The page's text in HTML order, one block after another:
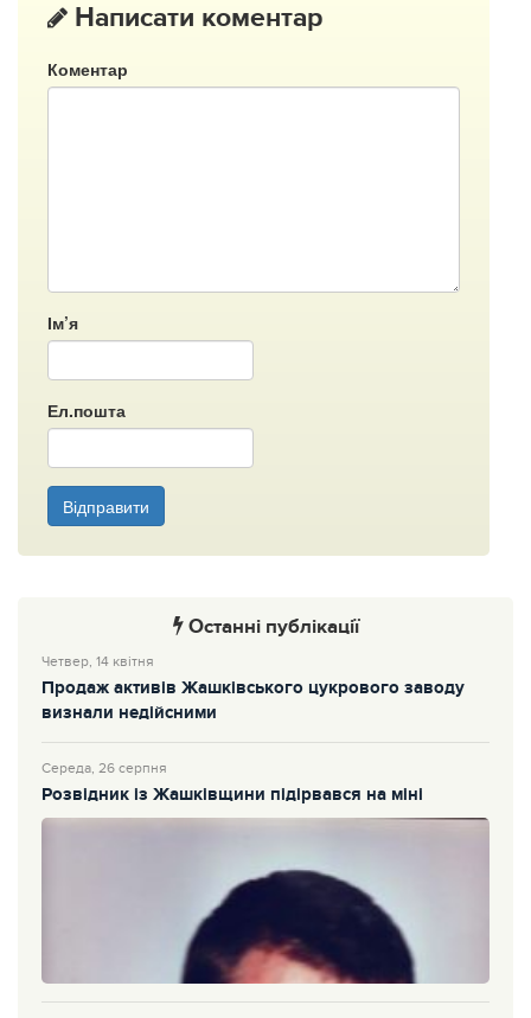
Написати коментар
Коментар
Ім’я
Ел.пошта
Відправити
Останні публікації
Четвер, 14 квітня
Продаж активів Жашківського цукрового заводу
визнали недійсними
Середа, 26 серпня
Розвідник із Жашківщини підірвався на міні